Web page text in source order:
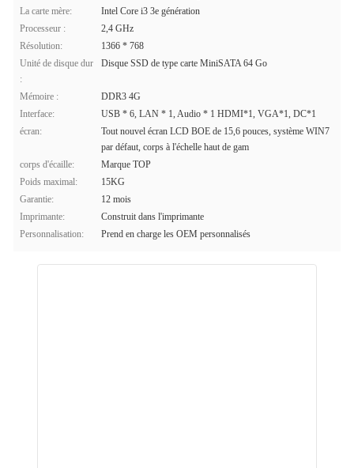
La carte mère:
Intel Core i3 3e génération
Processeur :
2,4 GHz
Résolution:
1366 * 768
Unité de disque dur
:
Disque SSD de type carte MiniSATA 64 Go
Mémoire :
DDR3 4G
Interface:
USB * 6, LAN * 1, Audio * 1 HDMI*1, VGA*1, DC*1
écran:
Tout nouvel écran LCD BOE de 15,6 pouces, système WIN7
par défaut, corps à l'échelle haut de gam
corps d'écaille:
Marque TOP
Poids maximal:
15KG
Garantie:
12 mois
Imprimante:
Construit dans l'imprimante
Personnalisation:
Prend en charge les OEM personnalisés